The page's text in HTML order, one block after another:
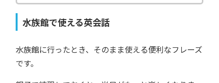
水族館で使える英会話
水族館に行ったとき、そのまま使える便利なフレーズ
です。